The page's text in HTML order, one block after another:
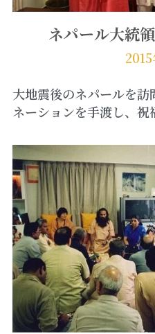
ネパール大統
大地震後のネパールを
ネーションを手渡し、祝